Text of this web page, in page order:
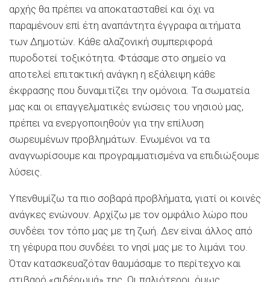
αρχής θα πρέπει να αποκατασταθεί και όχι να
παραμένουν επί έτη αναπάντητα έγγραφα αιτήματα
των Δημοτών. Κάθε αλαζονική συμπεριφορά
πυροδοτεί τοξικότητα. Φτάσαμε στο σημείο να
αποτελεί επιτακτική ανάγκη η εξάλειψη κάθε
έκφρασης που δυναμιτίζει την ομόνοια. Τα σωματεία
μας και οι επαγγελματικές ενώσεις του νησιού μας,
πρέπει να ενεργοποιηθούν για την επίλυση
σωρευμένων προβλημάτων. Ενωμένοι να τα
αναγνωρίσουμε και προγραμματισμένα να επιδιώξουμε
λύσεις.
Υπενθυμίζω τα πιο σοβαρά προβλήματα, γιατί οι κοινές
ανάγκες ενώνουν. Αρχίζω με τον ομφάλιο λώρο που
συνδέει τον τόπο μας με τη ζωή. Δεν είναι άλλος από
τη γέφυρα που συνδέει το νησί μας με το λιμάνι του.
Όταν κατασκευαζόταν θαυμάσαμε το περίτεχνο και
στιβαρό «σιδέρωμά» της. Οι παλιότεροι, όμως,